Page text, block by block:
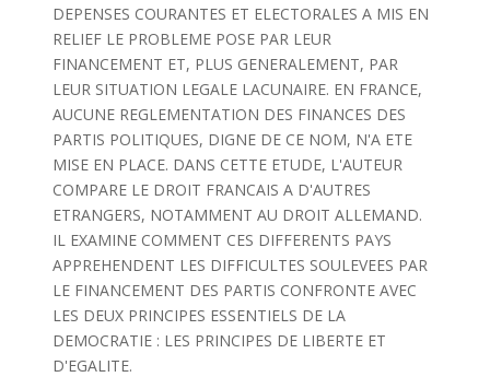
DEPENSES COURANTES ET ELECTORALES A MIS EN
RELIEF LE PROBLEME POSE PAR LEUR
FINANCEMENT ET, PLUS GENERALEMENT, PAR
LEUR SITUATION LEGALE LACUNAIRE. EN FRANCE,
AUCUNE REGLEMENTATION DES FINANCES DES
PARTIS POLITIQUES, DIGNE DE CE NOM, N'A ETE
MISE EN PLACE. DANS CETTE ETUDE, L'AUTEUR
COMPARE LE DROIT FRANCAIS A D'AUTRES
ETRANGERS, NOTAMMENT AU DROIT ALLEMAND.
IL EXAMINE COMMENT CES DIFFERENTS PAYS
APPREHENDENT LES DIFFICULTES SOULEVEES PAR
LE FINANCEMENT DES PARTIS CONFRONTE AVEC
LES DEUX PRINCIPES ESSENTIELS DE LA
DEMOCRATIE : LES PRINCIPES DE LIBERTE ET
D'EGALITE.